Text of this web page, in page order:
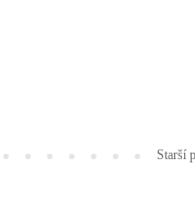
Starší